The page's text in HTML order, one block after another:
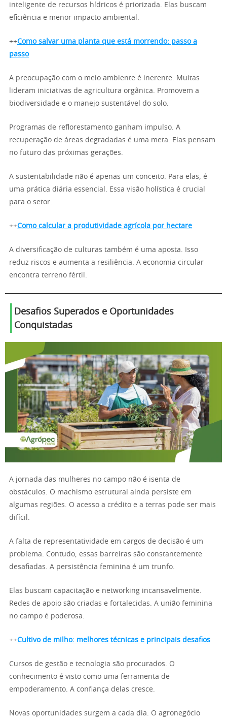
inteligente de recursos hídricos é priorizada. Elas buscam
eficiência e menor impacto ambiental.
++Como salvar uma planta que está morrendo: passo a
passo
A preocupação com o meio ambiente é inerente. Muitas
lideram iniciativas de agricultura orgânica. Promovem a
biodiversidade e o manejo sustentável do solo.
Programas de reflorestamento ganham impulso. A
recuperação de áreas degradadas é uma meta. Elas pensam
no futuro das próximas gerações.
A sustentabilidade não é apenas um conceito. Para elas, é
uma prática diária essencial. Essa visão holística é crucial
para o setor.
++Como calcular a produtividade agrícola por hectare
A diversificação de culturas também é uma aposta. Isso
reduz riscos e aumenta a resiliência. A economia circular
encontra terreno fértil.
Desafios Superados e Oportunidades
Conquistadas
A jornada das mulheres no campo não é isenta de
obstáculos. O machismo estrutural ainda persiste em
algumas regiões. O acesso a crédito e a terras pode ser mais
difícil.
A falta de representatividade em cargos de decisão é um
problema. Contudo, essas barreiras são constantemente
desafiadas. A persistência feminina é um trunfo.
Elas buscam capacitação e networking incansavelmente.
Redes de apoio são criadas e fortalecidas. A união feminina
no campo é poderosa.
++Cultivo de milho: melhores técnicas e principais desafios
Cursos de gestão e tecnologia são procurados. O
conhecimento é visto como uma ferramenta de
empoderamento. A confiança delas cresce.
Novas oportunidades surgem a cada dia. O agronegócio